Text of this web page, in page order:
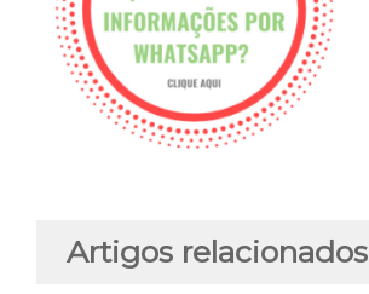
Artigos relacionados